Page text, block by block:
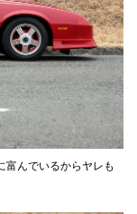
んでいるからヤレも